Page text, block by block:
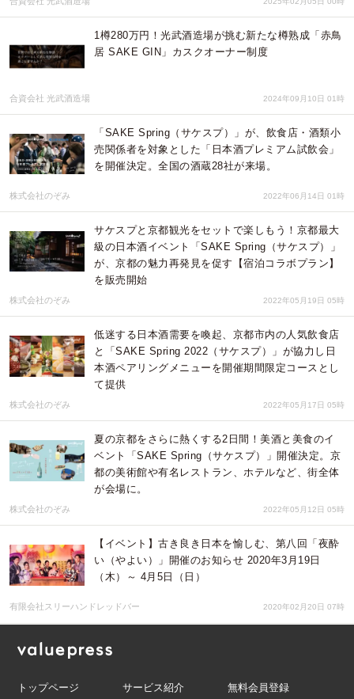
1樽280万円！光武酒造場が挑む新たな樽熟成「赤鳥
居 SAKE GIN」カスクオーナー制度
合資会社 光武酒造場 2024年09月10日 01時
「SAKE Spring（サケスプ）」が、飲食店・酒類小
売関係者を対象とした「日本酒プレミアム試飲会」
を開催決定。全国の酒蔵28社が来場。
株式会社のぞみ 2022年06月14日 01時
サケスプと京都観光をセットで楽しもう！京都最大
級の日本酒イベント「SAKE Spring（サケスプ）」
が、京都の魅力再発見を促す【宿泊コラボプラン】
を販売開始
株式会社のぞみ 2022年05月19日 05時
低迷する日本酒需要を喚起、京都市内の人気飲食店
と「SAKE Spring 2022（サケスプ）」が協力し日
本酒ペアリングメニューを開催期間限定コースとし
て提供
株式会社のぞみ 2022年05月17日 05時
夏の京都をさらに熱くする2日間！美酒と美食のイ
ベント「SAKE Spring（サケスプ）」開催決定。京
都の美術館や有名レストラン、ホテルなど、街全体
が会場に。
株式会社のぞみ 2022年05月12日 05時
【イベント】古き良き日本を愉しむ、第八回「夜酔
い（やよい）」開催のお知らせ 2020年3月19日
（木）～ 4月5日（日）
有限会社スリーハンドレッドバー 2020年02月20日 07時
トップページ サービス紹介 無料会員登録